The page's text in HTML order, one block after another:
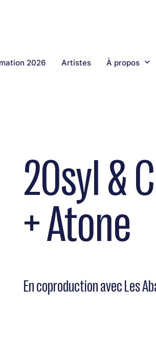
2026 Artistes À propos
20syl &
+ Atone
En coproduction avec Les